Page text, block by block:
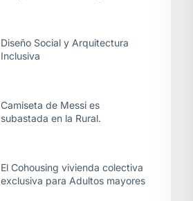
Diseño Social y Arquitectura
Inclusiva
Camiseta de Messi es
subastada en la Rural.
El Cohousing vivienda colectiva
exclusiva para Adultos mayores